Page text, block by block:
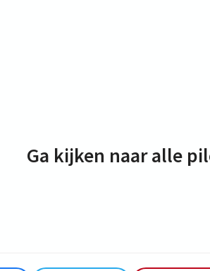
Ga kijken naar alle